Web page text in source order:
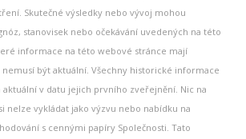
Skutečné výsledky nebo vývoj mohou
stanovisek nebo očekávání uvedených na této
informace na této webové stránce mají
být aktuální. Všechny historické informace
aktuální v datu jejich prvního zveřejnění. Nic na
nelze vykládat jako výzvu nebo nabídku na
s cennými papíry Společnosti. Tato